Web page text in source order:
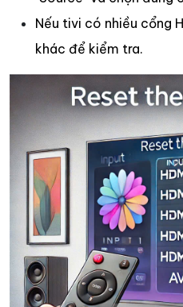
Nếu tivi có nhiều cổng
khác để kiểm tra.